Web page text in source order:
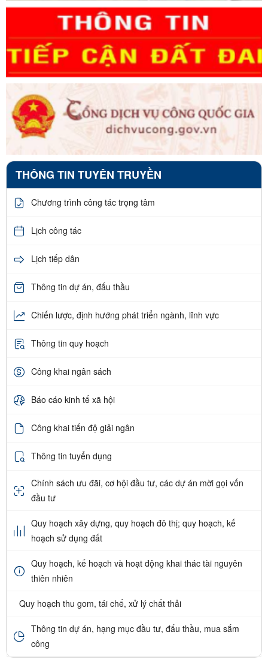
THÔNG TIN TUYÊN TRUYỀN
Chương trình công tác trọng tâm
Lịch công tác
Lịch tiếp dân
Thông tin dự án, đấu thầu
Chiến lược, định hướng phát triển ngành, lĩnh vực
Thông tin quy hoạch
Công khai ngân sách
Báo cáo kinh tế xã hội
Công khai tiến độ giải ngân
Thông tin tuyển dụng
Chính sách ưu đãi, cơ hội đầu tư, các dự án mời gọi vốn
đầu tư
Quy hoạch xây dựng, quy hoạch đô thị; quy hoạch, kế
hoạch sử dụng đất
Quy hoạch, kế hoạch và hoạt động khai thác tài nguyên
thiên nhiên
Quy hoạch thu gom, tái chế, xử lý chất thải
Thông tin dự án, hạng mục đầu tư, đấu thầu, mua sắm
công